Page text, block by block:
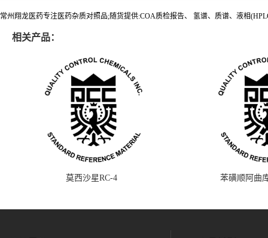
常州翔龙医药专注医药杂质对照品;随货提供:COA质检报告、 氢谱、质谱、液相
相关产品：
莫西沙星RC-4 苯磺顺阿曲